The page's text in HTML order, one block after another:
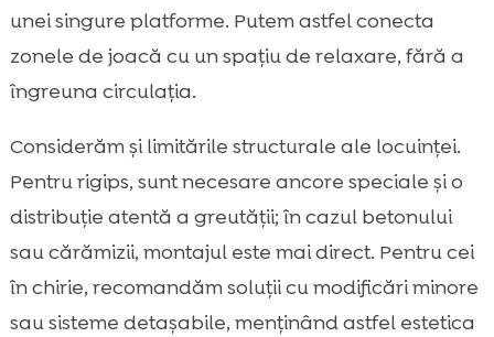
unei singure platforme. Putem astfel conecta
zonele de joacă cu un spațiu de relaxare, fără a
îngreuna circulația.
Considerăm și limitările structurale ale locuinței.
Pentru rigips, sunt necesare ancore speciale și o
distribuție atentă a greutății; în cazul betonului
sau cărămizii, montajul este mai direct. Pentru cei
în chirie, recomandăm soluții cu modificări minore
sau sisteme detașabile, menținând astfel estetica